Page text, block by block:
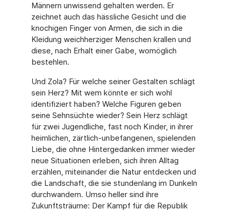
Männern unwissend gehalten werden. Er
zeichnet auch das hässliche Gesicht und die
knochigen Finger von Armen, die sich in die
Kleidung weichherziger Menschen krallen und
diese, nach Erhalt einer Gabe, womöglich
bestehlen.
Und Zola? Für welche seiner Gestalten schlägt
sein Herz? Mit wem könnte er sich wohl
identifiziert haben? Welche Figuren geben
seine Sehnsüchte wieder? Sein Herz schlägt
für zwei Jugendliche, fast noch Kinder, in ihrer
heimlichen, zärtlich-unbefangenen, spielenden
Liebe, die ohne Hintergedanken immer wieder
neue Situationen erleben, sich ihren Alltag
erzählen, miteinander die Natur entdecken und
die Landschaft, die sie stundenlang im Dunkeln
durchwandern. Umso heller sind ihre
Zukunftsträume: Der Kampf für die Republik